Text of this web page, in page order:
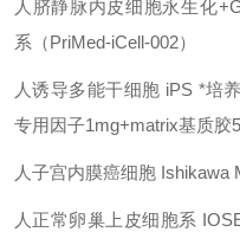
人脐静脉内皮细胞永生化
系（PriMed-iCell-002）
人诱导多能干细胞 iPS *培
专用因子1mg+matrix基质胶
人子宫内膜癌细胞 Ishikawa
人正常卵巢上皮细胞系